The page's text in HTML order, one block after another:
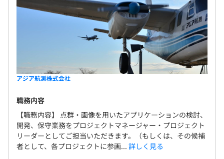
アジア航測株式会社
職務内容
【職務内容】 点群・画像を用いたアプリケーションの検討、
開発、保守業務をプロジェクトマネージャー・プロジェクト
リーダーとしてご担当いただきます。（もしくは、その候補
者として、各プロジェクトに参画... 詳しく見る